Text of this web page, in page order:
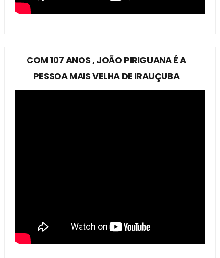
COM 107 ANOS , JOÃO PIRIGUANA É A
PESSOA MAIS VELHA DE IRAUÇUBA